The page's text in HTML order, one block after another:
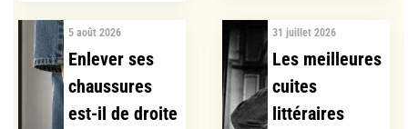
5 août 2026
Enlever ses
chaussures
est-il de droite
31 juillet 2026
Les meilleures
cuites
littéraires